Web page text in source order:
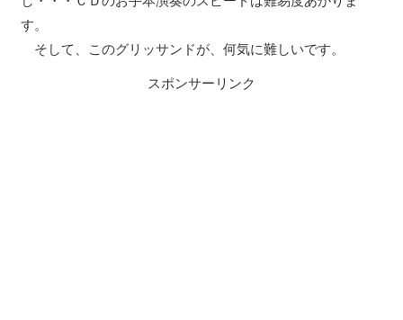
す。
そして、このグリッサンドが、何気に難しいです。
スポンサーリンク